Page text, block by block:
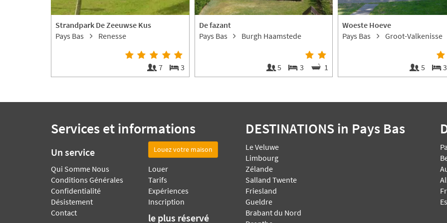
Strandpark De Zeeuwse Kus
Pays Bas
Renesse
7 3
De fazant
Pays Bas
Burgh Haamstede
5 3 1
Woeste Hoeve
Pays Bas
Groot-Valkenisse
5 3
Services et informations
Un service
Qui Somme Nous
Conditions Générales
Confidentialité
Désistement
Contact
Louez votre maison
Louer
Tarifs
Expériences
Inscription
le plus réservé
DESTINATIONSin Pays Bas
Le Veluwe
Limbourg
Zélande
Salland Twente
Friesland
Gueldre
Brabant du Nord